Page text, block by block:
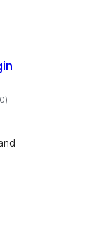
個
の)